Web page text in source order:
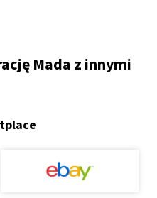
Mada z innymi